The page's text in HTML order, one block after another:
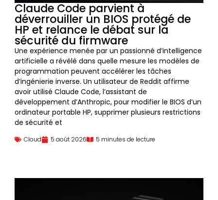
Claude Code parvient à
déverrouiller un BIOS protégé de
HP et relance le débat sur la
sécurité du firmware
Une expérience menée par un passionné d’intelligence
artificielle a révélé dans quelle mesure les modèles de
programmation peuvent accélérer les tâches
d’ingénierie inverse. Un utilisateur de Reddit affirme
avoir utilisé Claude Code, l’assistant de
développement d’Anthropic, pour modifier le BIOS d’un
ordinateur portable HP, supprimer plusieurs restrictions
de sécurité et
Cloud 5 août 2026 5 minutes de lecture